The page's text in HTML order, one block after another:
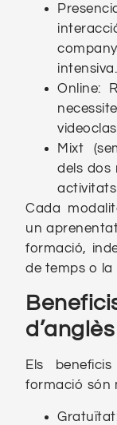
intensiva.
Online:
Mixt
dels dos
activitats
Cada
un
formació,
de temps o la
Els
formació són